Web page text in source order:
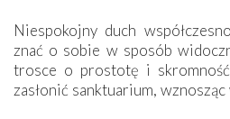
Niespokojny duch
znać o sobie w sposób
trosce o prostotę i
zasłonić sanktuarium,